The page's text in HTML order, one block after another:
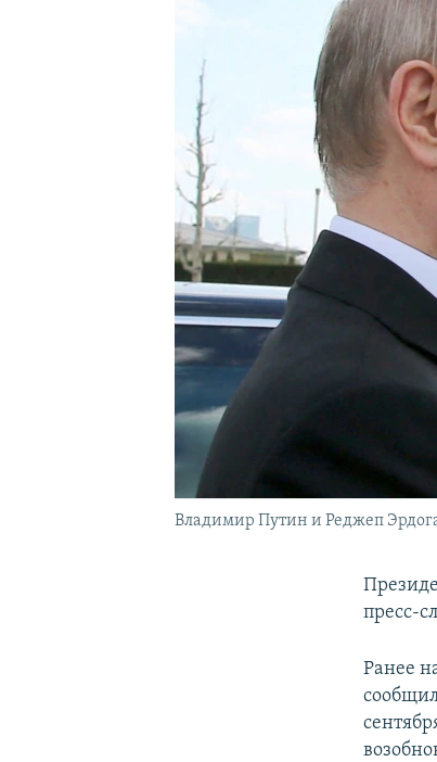
Владимир Путин и Реджеп
пресс-
Ранее